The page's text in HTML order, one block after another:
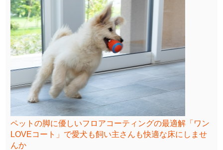
ペットの脚に優しいフロアコーティングの最適解「ワン
LOVEコート」で愛犬も飼い主さんも快適な床にしませ
んか